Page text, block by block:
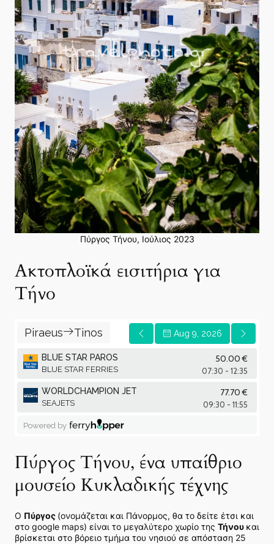
Πύργος Τήνου, Ιούλιος 2023
Ακτοπλοϊκά εισιτήρια για
Τήνο
Πύργος Τήνου, ένα υπαίθριο
μουσείο Κυκλαδικής τέχνης
Ο Πύργος (ονομάζεται και Πάνορμος, θα το δείτε έτσι και
στο google maps) είναι το μεγαλύτερο χωρίο της Τήνου και
βρίσκεται στο βόρειο τμήμα του νησιού σε απόσταση 25